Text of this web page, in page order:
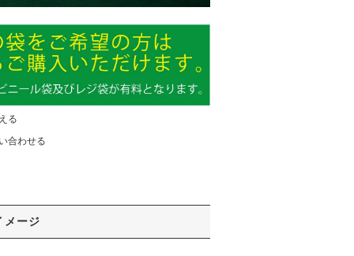
る
合わせる
メージ